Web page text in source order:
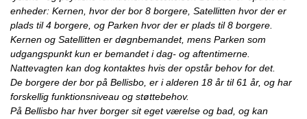
enheder: Kernen, hvor der bor 8 borgere, Satellitten hvor der er
plads til 4 borgere, og Parken hvor der er plads til 8 borgere.
Kernen og Satellitten er døgnbemandet, mens Parken som
udgangspunkt kun er bemandet i dag- og aftentimerne.
Nattevagten kan dog kontaktes hvis der opstår behov for det.
De borgere der bor på Bellisbo, er i alderen 18 år til 61 år, og har
forskellig funktionsniveau og støttebehov.
På Bellisbo har hver borger sit eget værelse og bad, og kan